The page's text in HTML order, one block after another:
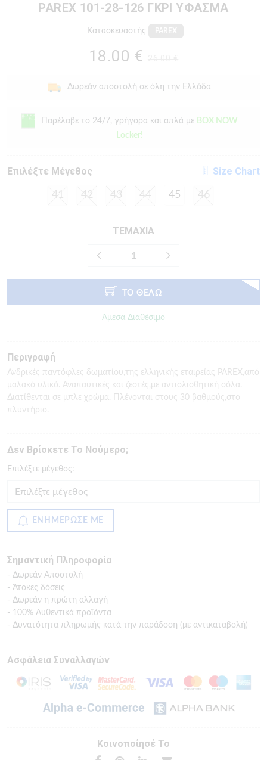
PAREX 101-28-126 ΓΚΡΙ ΥΦΑΣΜΑ
Κατασκευαστής
18.00 €
Δωρεάν αποστολή σε όλη την Ελλάδα
Παρέλαβε το 24/7, γρήγορα και απλά με BOX NOW
Locker!
Eπιλέξτε Μέγεθος Size Chart
41 42 43 44 45 46
ΤΕΜΑΧΙΑ
ΤΟ ΘΕΛΩ
Άμεσα Διαθέσιμο
Περιγραφή
Ανδρικές παντόφλες δωματίου,της ελληνικής εταιρείας PAREX,από
μαλακό υλικό. Αναπαυτικές και ζεστές,με αντιολισθητική σόλα.
Διατίθενται σε μπλε χρώμα. Πλένονται στους 30 βαθμούς,στο
πλυντήριο.
Δεν Βρίσκετε Το Νούμερο;
Eπιλέξτε μέγεθος:
ΕΝΗΜΕΡΩΣΕ ΜΕ
Σημαντική Πληροφορία
- Δωρεάν Αποστολή
- Άτοκες δόσεις
- Δωρεάν η πρώτη αλλαγή
- 100% Αυθεντικά προϊόντα
- Δυνατότητα πληρωμής κατά την παράδοση (με αντικαταβολή)
Ασφάλεια Συναλλαγών
Κοινοποίησέ Το